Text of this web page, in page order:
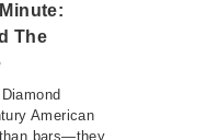
The
American
bars—they